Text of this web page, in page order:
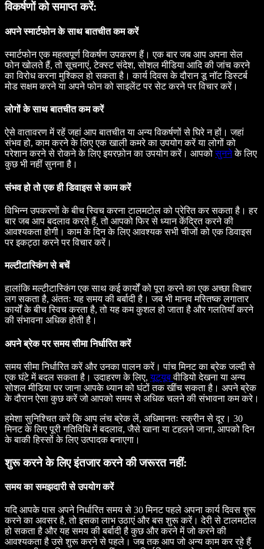
विकर्षणों को समाप्त करें:
अपने स्मार्टफोन के साथ बातचीत कम करें
स्मार्टफोन एक महत्वपूर्ण विकर्षण उपकरण हैं। एक बार जब आप अपना सेल
फोन खोलते हैं, तो सूचनाएं, टेक्स्ट संदेश, सोशल मीडिया आदि की जांच करने
का विरोध करना मुश्किल हो सकता है। कार्य दिवस के दौरान डू नॉट डिस्टर्ब
मोड सक्षम करने या अपने फोन को साइलेंट पर सेट करने पर विचार करें।
लोगों के साथ बातचीत कम करें
ऐसे वातावरण में रहें जहां आप बातचीत या अन्य विकर्षणों से घिरे न हों। जहां
संभव हो, काम करने के लिए एक खाली कमरे का उपयोग करें या लोगों को
परेशान करने से रोकने के लिए इयरफ़ोन का उपयोग करें। आपकोसुननेके लिए
कुछ भी नहीं सुनना है।
संभव हो तो एक ही डिवाइस से काम करें
विभिन्न उपकरणों के बीच स्विच करना टालमटोल को प्रेरित कर सकता है। हर
बार जब आप बदलाव करते हैं, तो आपको फिर से ध्यान केंद्रित करने की
आवश्यकता होगी। काम के दिन के लिए आवश्यक सभी चीजों को एक डिवाइस
पर इकट्ठा करने पर विचार करें।
मल्टीटास्किंग से बचें
हालांकि मल्टीटास्किंग एक साथ कई कार्यों को पूरा करने का एक अच्छा विचार
लग सकता है, अंततः यह समय की बर्बादी है। जब भी मानव मस्तिष्क लगातार
कार्यों के बीच स्विच करता है, तो यह कम कुशल हो जाता है और गलतियाँ करने
की संभावना अधिक होती है।
अपने ब्रेक पर समय सीमा निर्धारित करें
समय सीमा निर्धारित करें और उनका पालन करें। पांच मिनट का ब्रेक जल्दी से
एक घंटे में बदल सकता है। उदाहरण के लिए,यूट्यूबवीडियो देखना या अन्य
सोशल मीडिया पर जाना आपके ध्यान को घंटों तक खींच सकता है। अपने ब्रेक
के दौरान ऐसा कुछ करें जो आपको समय से अधिक चलने की संभावना कम करे।
हमेशा सुनिश्चित करें कि आप लंच ब्रेक लें, अधिमानतः स्क्रीन से दूर। 30
मिनट के लिए पूरी गतिविधि में बदलाव, जैसे खाना या टहलने जाना, आपको दिन
के बाकी हिस्सों के लिए उत्पादक बनाएगा।
शुरू करने के लिए इंतजार करने की जरूरत नहीं:
समय का समझदारी से उपयोग करें
यदि आपके पास अपने निर्धारित समय से 30 मिनट पहले अपना कार्य दिवस शुरू
करने का अवसर है, तो इसका लाभ उठाएं और बस शुरू करें। देरी से टालमटोल
हो सकता है और यह समय की बर्बादी है कुछ और करने में जो करने की
आवश्यकता है उसे शुरू करने से पहले। जब तक आप जो अन्य काम कर रहे हैं